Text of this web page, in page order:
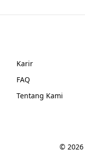
Karir
FAQ
Tentang Kami
© 2026